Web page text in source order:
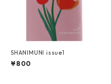
SHANIMUNI issue1
¥800